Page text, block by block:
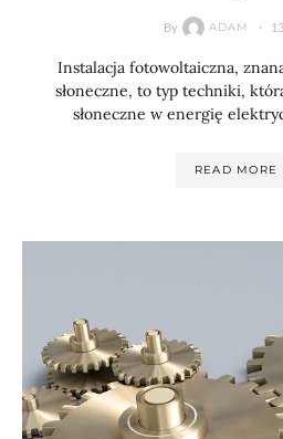
By ADAM
Instalacja fotowoltaiczna,
słoneczne, to typ techniki,
słoneczne w energię
READ MORE